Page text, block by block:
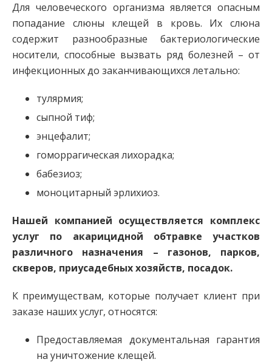
Для человеческого организма является опасным
попадание слюны клещей в кровь. Их слюна
содержит разнообразные бактериологические
носители, способные вызвать ряд болезней – от
инфекционных до заканчивающихся летально:
тулярмия;
сыпной тиф;
энцефалит;
гоморрагическая лихорадка;
бабезиоз;
моноцитарный эрлихиоз.
Нашей компанией осуществляется комплекс
услуг по акарицидной обтравке участков
различного назначения – газонов, парков,
скверов, приусадебных хозяйств, посадок.
К преимуществам, которые получает клиент при
заказе наших услуг, относятся:
Предоставляемая документальная гарантия
на уничтожение клещей.